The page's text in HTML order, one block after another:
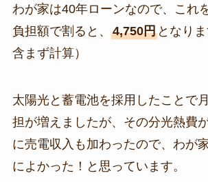
わが家は40年ローンなので、これ
負担額で割ると、 4,750円となり
含まず計算）
太陽光と蓄電池を採用したことで
担が増えましたが、その分光熱費
に売電収入も加わったので、わが
によかった！と思っています。